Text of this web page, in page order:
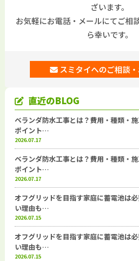
ざいます。
お気軽にお電話・メールにてご相
ら幸いです。
スミタイへのご相談
直近のBLOG
ベランダ防水工事とは？費用・種類・
ポイント…
2026.07.17
ベランダ防水工事とは？費用・種類・
ポイント…
2026.07.17
オフグリッドを目指す家庭に蓄電池は
い理由も…
2026.07.15
オフグリッドを目指す家庭に蓄電池は
い理由も…
2026.07.15